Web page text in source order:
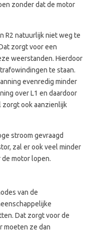
zonder dat de motor
R2 natuurlijk niet weg te
zorgt voor een
weerstanden. Hierdoor
te staan.
evenredig minder
over L1 en daardoor
zorgt ook aanzienlijk
stroom gevraagd
zal er ook veel minder
motor lopen.
van de
Dat zorgt voor de
moeten ze dan